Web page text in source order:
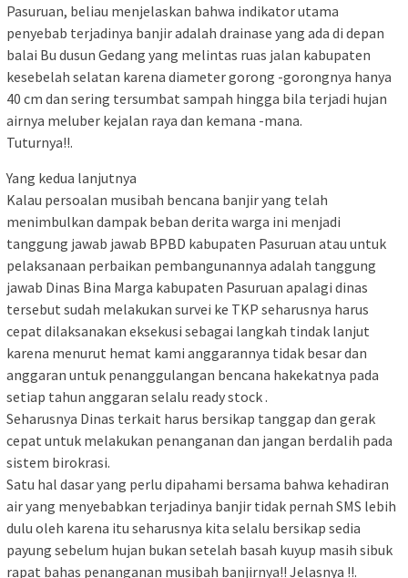
Pasuruan, beliau menjelaskan bahwa indikator utama
penyebab terjadinya banjir adalah drainase yang ada di depan
balai Bu dusun Gedang yang melintas ruas jalan kabupaten
kesebelah selatan karena diameter gorong -gorongnya hanya
40 cm dan sering tersumbat sampah hingga bila terjadi hujan
airnya meluber kejalan raya dan kemana -mana.
Tuturnya!!.
Yang kedua lanjutnya
Kalau persoalan musibah bencana banjir yang telah
menimbulkan dampak beban derita warga ini menjadi
tanggung jawab jawab BPBD kabupaten Pasuruan atau untuk
pelaksanaan perbaikan pembangunannya adalah tanggung
jawab Dinas Bina Marga kabupaten Pasuruan apalagi dinas
tersebut sudah melakukan survei ke TKP seharusnya harus
cepat dilaksanakan eksekusi sebagai langkah tindak lanjut
karena menurut hemat kami anggarannya tidak besar dan
anggaran untuk penanggulangan bencana hakekatnya pada
setiap tahun anggaran selalu ready stock .
Seharusnya Dinas terkait harus bersikap tanggap dan gerak
cepat untuk melakukan penanganan dan jangan berdalih pada
sistem birokrasi.
Satu hal dasar yang perlu dipahami bersama bahwa kehadiran
air yang menyebabkan terjadinya banjir tidak pernah SMS lebih
dulu oleh karena itu seharusnya kita selalu bersikap sedia
payung sebelum hujan bukan setelah basah kuyup masih sibuk
rapat bahas penanganan musibah banjirnya!! Jelasnya !!.